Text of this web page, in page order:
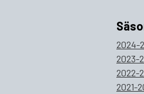
2024-
2023-
2022-
2021-